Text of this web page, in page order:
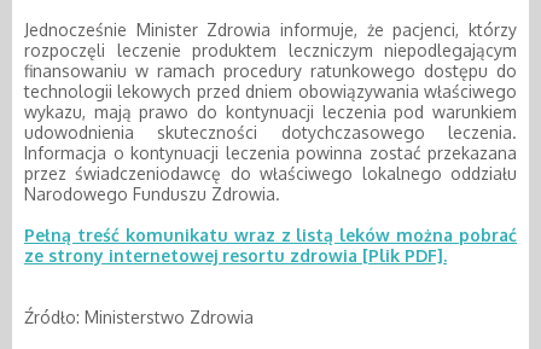
Jednocześnie Minister Zdrowia informuje, że pacjenci, którzy
rozpoczęli leczenie produktem leczniczym niepodlegającym
finansowaniu w ramach procedury ratunkowego dostępu do
technologii lekowych przed dniem obowiązywania właściwego
wykazu, mają prawo do kontynuacji leczenia pod warunkiem
udowodnienia skuteczności dotychczasowego leczenia.
Informacja o kontynuacji leczenia powinna zostać przekazana
przez świadczeniodawcę do właściwego lokalnego oddziału
Narodowego Funduszu Zdrowia.
Pełną treść komunikatu wraz z listą leków można pobrać
ze strony internetowej resortu zdrowia [Plik PDF].
Źródło: Ministerstwo Zdrowia